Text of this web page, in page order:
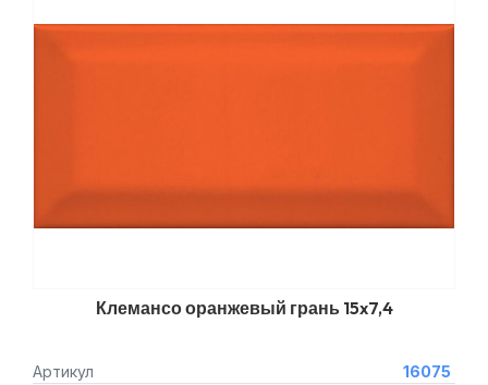
Клемансо оранжевый грань 15x7,4
Артикул
16075